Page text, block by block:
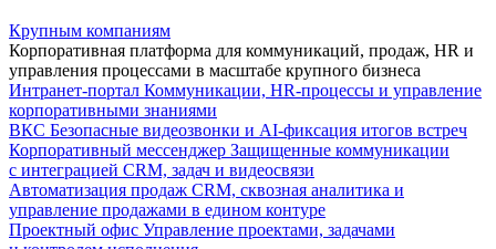
Крупным компаниям
Корпоративная платформа для коммуникаций, продаж, HR и
управления процессами в масштабе крупного бизнеса
Интранет-портал Коммуникации, HR-процессы и управление
корпоративными знаниями
ВКС Безопасные видеозвонки и AI-фиксация итогов встреч
Корпоративный мессенджер Защищенные коммуникации
с интеграцией CRM, задач и видеосвязи
Автоматизация продаж CRM, сквозная аналитика и
управление продажами в едином контуре
Проектный офис Управление проектами, задачами